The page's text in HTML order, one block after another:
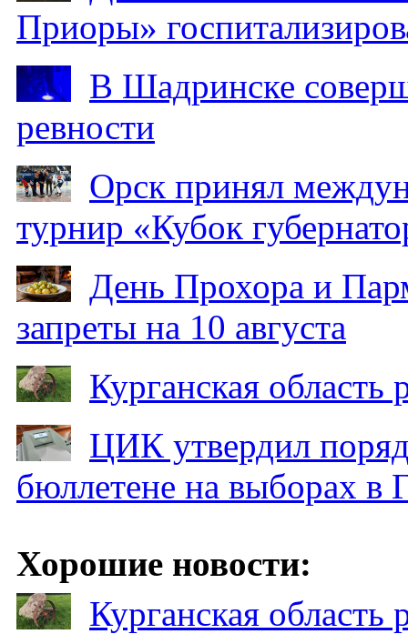
Приоры»
В Шадринске
ревности
Орск принял
турнир «Кубок
День Прохора и
запреты на 10 августа
Курганская
ЦИК утвердил
бюллетене на выборах в
Хорошие новости:
Курганская